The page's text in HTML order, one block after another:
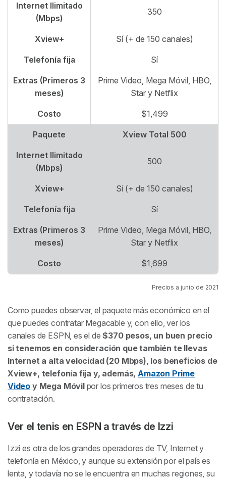
Internet Ilimitado
(Mbps)
350
Xview+ Sí (+ de 150 canales)
Telefonía fija Sí
Extras (Primeros 3
meses)
Prime Video, Mega Móvil, HBO,
Star y Netflix
Costo $1,499
Paquete Xview Total 500
Internet Ilimitado
(Mbps)
500
Xview+ Sí (+ de 150 canales)
Telefonía fija Sí
Extras (Primeros 3
meses)
Prime Video, Mega Móvil, HBO,
Star y Netflix
Costo $1,699
Precios a junio de 2021
Como puedes observar, el paquete más económico en el
que puedes contratar Megacable y, con ello, ver los
canales de ESPN, es el de$370 pesos, un buen precio
si tenemos en consideración que también te llevas
Internet a alta velocidad (20 Mbps), los beneficios de
Xview+, telefonía fija y, además,Amazon Prime
Video y Mega Móvilpor los primeros tres meses de tu
contratación.
Ver el tenis en ESPN a través de Izzi
Izzi es otra de los grandes operadores de TV, Internet y
telefonía en México, y aunque su extensión por el país es
lenta, y todavía no se le encuentra en muchas regiones, su